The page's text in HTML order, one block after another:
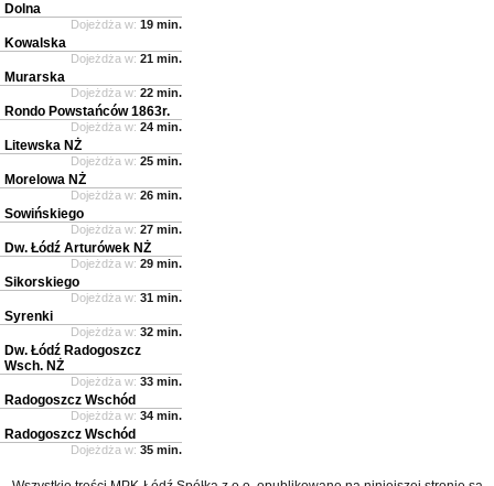
Dolna
Dojeżdża w: 19 min.
Kowalska
Dojeżdża w: 21 min.
Murarska
Dojeżdża w: 22 min.
Rondo Powstańców 1863r.
Dojeżdża w: 24 min.
Litewska NŻ
Dojeżdża w: 25 min.
Morelowa NŻ
Dojeżdża w: 26 min.
Sowińskiego
Dojeżdża w: 27 min.
Dw. Łódź Arturówek NŻ
Dojeżdża w: 29 min.
Sikorskiego
Dojeżdża w: 31 min.
Syrenki
Dojeżdża w: 32 min.
Dw. Łódź Radogoszcz
Wsch. NŻ
Dojeżdża w: 33 min.
Radogoszcz Wschód
Dojeżdża w: 34 min.
Radogoszcz Wschód
Dojeżdża w: 35 min.